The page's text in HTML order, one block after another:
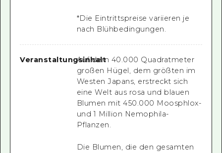
*Die Eintrittspreise variieren je
nach Blühbedingungen.
VeranstaltungsinhaltAuf dem 40.000 Quadratmeter
großen Hügel, dem größten im
Westen Japans, erstreckt sich
eine Welt aus rosa und blauen
Blumen mit 450.000 Moosphlox-
und 1 Million Nemophila-
Pflanzen.
Die Blumen, die den gesamten